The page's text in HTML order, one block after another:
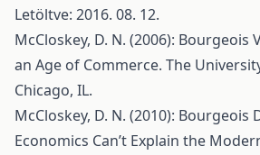
Letöltve: 2016. 08. 12.
McCloskey, D. N. (2006): Bourgeois
an Age of Commerce. The
Chicago, IL.
McCloskey, D. N. (2010): Bourgeois
Economics Can’t Explain the